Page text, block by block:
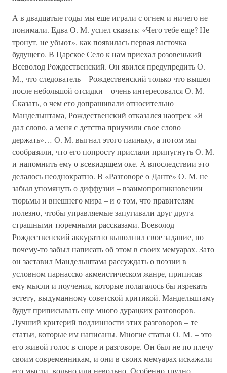
А в двадцатые годы мы еще играли с огнем и ничего не
понимали. Едва О. М. успел сказать: «Чего тебе еще? Не
тронут, не убьют», как появилась первая ласточка
будущего. В Царское Село к нам приехал розовенький
Всеволод Рождественский. Он явился предупредить О.
М., что следователь – Рождественский только что вышел
после небольшой отсидки – очень интересовался О. М.
Сказать, о чем его допрашивали относительно
Мандельштама, Рождественский отказался наотрез: «Я
дал слово, а меня с детства приучили свое слово
держать»… О. М. выгнал этого паиньку, а потом мы
сообразили, что его попросту прислали припугнуть О. М.
и напомнить ему о всевидящем оке. А впоследствии это
делалось неоднократно. В «Разговоре о Данте» О. М. не
забыл упомянуть о диффузии – взаимопроникновении
тюрьмы и внешнего мира – и о том, что правителям
полезно, чтобы управляемые запугивали друг друга
страшными тюремными рассказами. Всеволод
Рождественский аккуратно выполнил свое задание, но
почему-то забыл написать об этом в своих мемуарах. Зато
он заставил Мандельштама рассуждать о поэзии в
условном парнасско-акмеистическом жанре, приписав
ему мысли и поучения, которые полагалось бы изрекать
эстету, выдуманному советской критикой. Мандельштаму
будут приписывать еще много дурацких разговоров.
Лучший критерий подлинности этих разговоров – те
статьи, которые им написаны. Многие статьи О. М. – это
его живой голос в споре и разговоре. Он был не по плечу
своим современникам, и они в своих мемуарах искажали
его мысли, вольно или невольно. Особенно трудно